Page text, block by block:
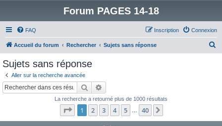
Forum PAGES 14-18
FAQ Connexion
Inscription
Accueil du forum Rechercher Sujets sans réponse
Sujets sans réponse
Aller sur la recherche avancée
Rechercher
La recherche a retourné plus de 1000 résultats
Page 1sur40
1 2 3 4 5 40